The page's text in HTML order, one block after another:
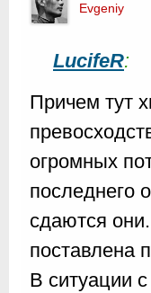
Evgeniy
LucifeR:
Причем тут
огромных
последнего
сдаются
поставлена
В ситуации